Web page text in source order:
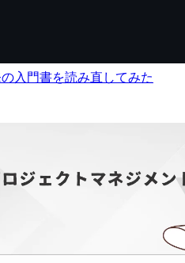
入門書を読み直してみた